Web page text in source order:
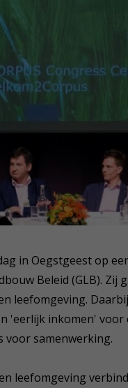
in Oegstgeest op
Beleid (GLB).
leefomgeving.
'eerlijk inkomen' voor
voor samenwerking.
leefomgeving